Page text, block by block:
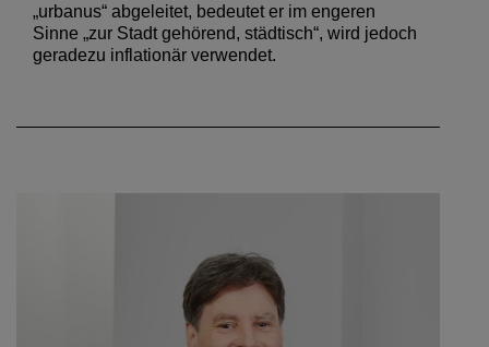
„urbanus“ abgeleitet, bedeutet er im engeren
Sinne „zur Stadt gehörend, städtisch“, wird jedoch
geradezu inflationär verwendet.